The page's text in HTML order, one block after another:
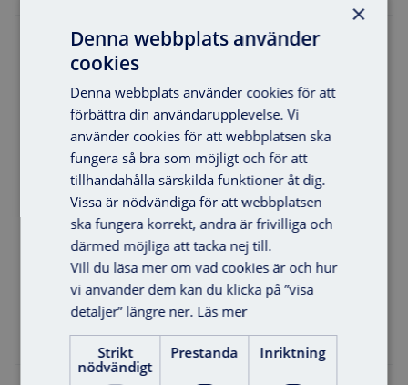
2 knappar dubbel
Lägg i varukorg
×
Denna webbplats använder
cookies
Denna webbplats använder cookies för att
förbättra din användarupplevelse. Vi
använder cookies för att webbplatsen ska
fungera så bra som möjligt och för att
tillhandahålla särskilda funktioner åt dig.
Vissa är nödvändiga för att webbplatsen
ska fungera korrekt, andra är frivilliga och
därmed möjliga att tacka nej till.
Vill du läsa mer om vad cookies är och hur
vi använder dem kan du klicka på ”visa
detaljer” längre ner. Läs mer
Strikt
nödvändigt
Prestanda Inriktning